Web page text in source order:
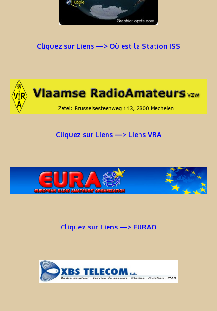
Cliquez sur Liens —> Où est la Station ISS
Cliquez sur Liens —> Liens VRA
Cliquez sur Liens —> EURAO